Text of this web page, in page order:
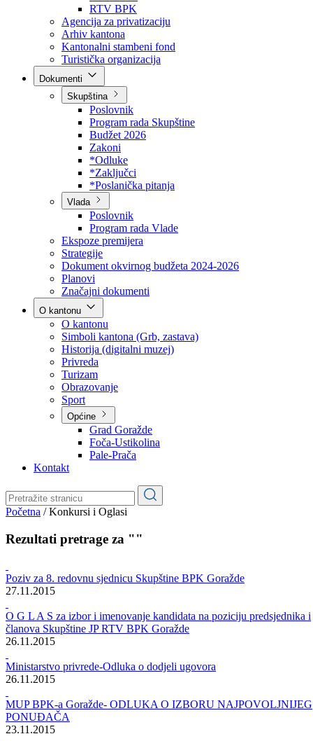
Direkcija za šumarstvo
Javna preduzeća
BPK šume
RTV BPK
Agencija za privatizaciju
Arhiv kantona
Kantonalni stambeni fond
Turistička organizacija
Skupština
Poslovnik
Program rada Skupštine
Budžet 2026
Zakoni
*Odluke
*Zaključci
*Poslanička pitanja
Vlada
Poslovnik
Program rada Vlade
Ekspoze premijera
Strategije
Dokument okvirnog budžeta 2024-2026
Planovi
Značajni dokumenti
O kantonu
O kantonu
Simboli kantona (Grb, zastava)
Historija (digitalni muzej)
Privreda
Turizam
Obrazovanje
Općine
Pale-Prača
Kontakt
Konkursi i Oglasi
Rezultati pretrage za ""